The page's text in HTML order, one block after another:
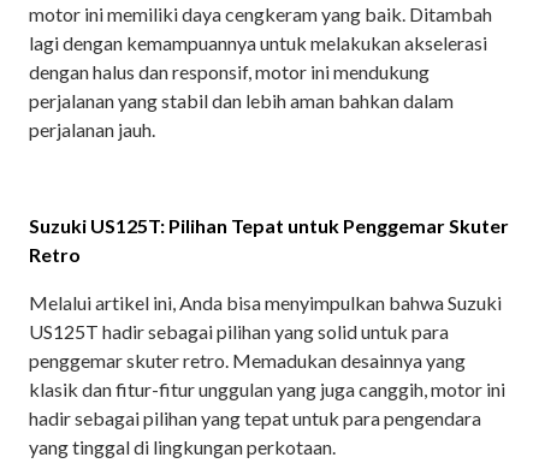
motor ini memiliki daya cengkeram yang baik. Ditambah
lagi dengan kemampuannya untuk melakukan akselerasi
dengan halus dan responsif, motor ini mendukung
perjalanan yang stabil dan lebih aman bahkan dalam
perjalanan jauh.
Suzuki US125T: Pilihan Tepat untuk Penggemar Skuter
Retro
Melalui artikel ini, Anda bisa menyimpulkan bahwa Suzuki
US125T hadir sebagai pilihan yang solid untuk para
penggemar skuter retro. Memadukan desainnya yang
klasik dan fitur-fitur unggulan yang juga canggih, motor ini
hadir sebagai pilihan yang tepat untuk para pengendara
yang tinggal di lingkungan perkotaan.